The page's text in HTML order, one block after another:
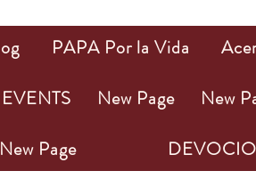
PAPA Por la Vida
New Page New
New Page